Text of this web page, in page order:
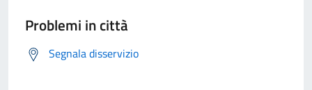
Problemi in città
Segnala disservizio